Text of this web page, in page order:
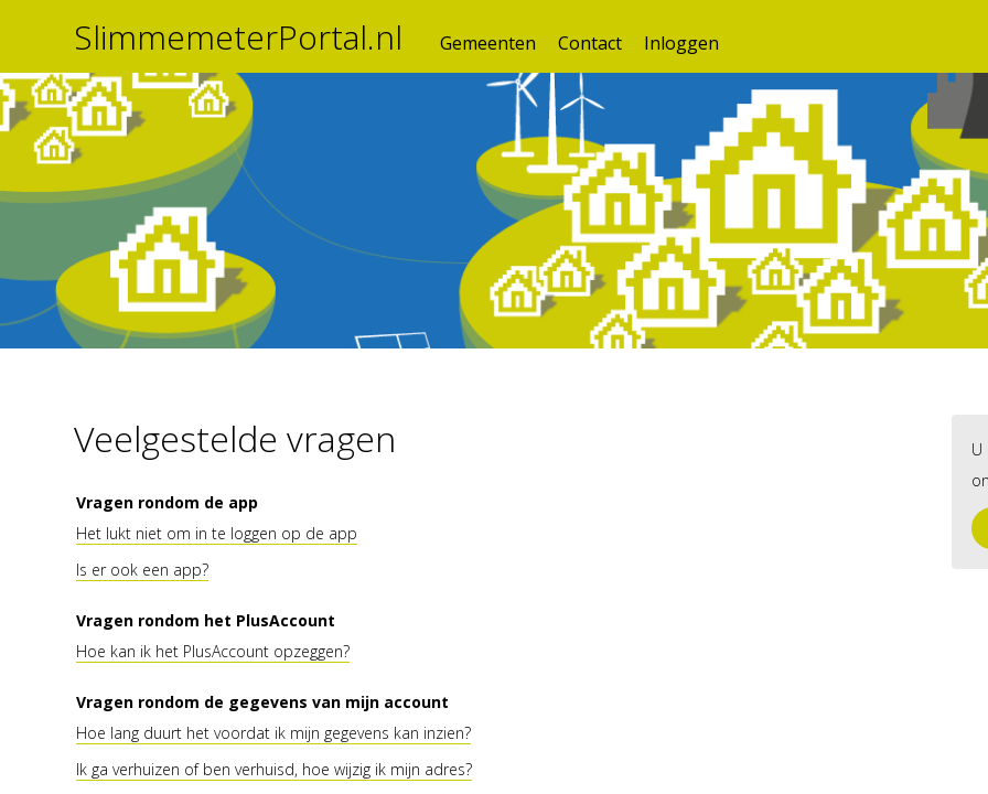
SlimmemeterPortal.nl Gemeenten Contact Inloggen
Veelgestelde vragen
Vragen rondom de app
Het lukt niet om in te loggen op de app
Is er ook een app?
Vragen rondom het PlusAccount
Hoe kan ik het PlusAccount opzeggen?
Vragen rondom de gegevens van mijn account
Hoe lang duurt het voordat ik mijn gegevens kan inzien?
Ik ga verhuizen of ben verhuisd, hoe wijzig ik mijn adres?
U